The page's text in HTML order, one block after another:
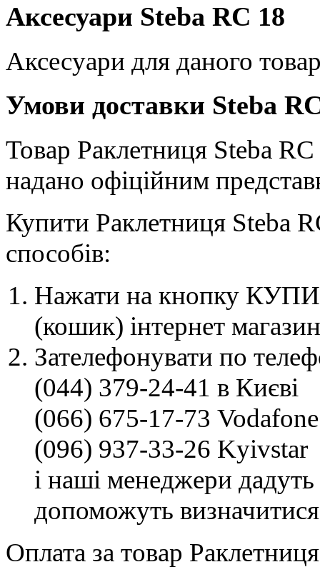
Аксесуари Steba RC 18
Аксесуари для даного
Умови доставки Steba
Товар Раклетниця Steba RC
надано офіційним
Купити Раклетниця Steba
способів:
Нажати на кнопку
(кошик) інтернет
Зателефонувати по
(044) 379-24-41 в Києві
(066) 675-17-73 Vodafone
(096) 937-33-26 Kyivstar
і наші менеджери дадуть
допоможуть
Оплата за товар